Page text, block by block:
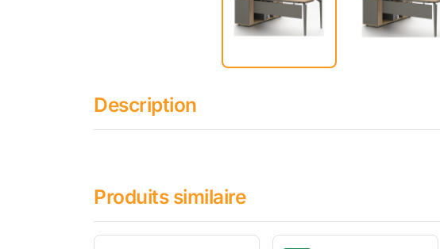
Description
Produits similaire